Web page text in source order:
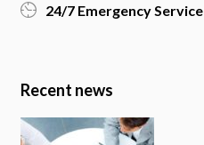
24/7 Emergency Service
Recent news